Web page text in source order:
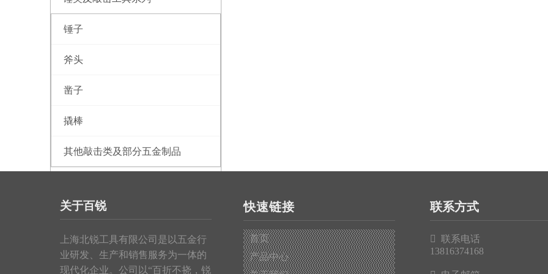
锤子
斧头
凿子
撬棒
其他敲击类及部分五金制品
钢卷尺
皮卷尺
关于百锐
上海北锐工具有限公司是以五金行
业研发、生产和销售服务为一体的
现代化企业。公司以“百折不挠，锐
快速链接
首页
产品中心
联系方式

联系电话
13816374168